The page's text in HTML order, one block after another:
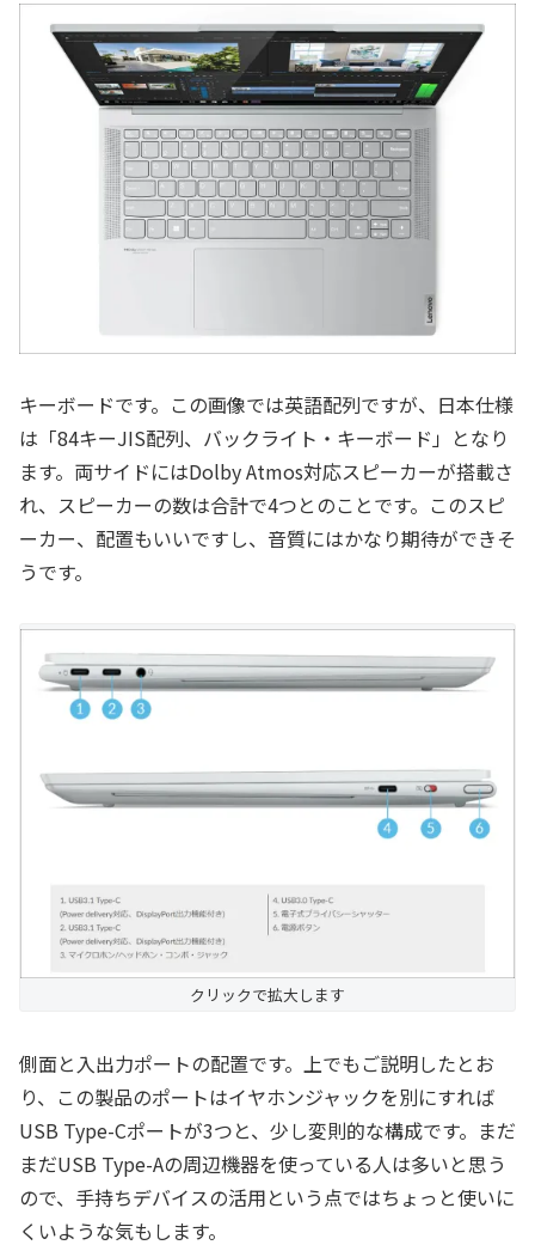
キーボードです。この画像では英語配列ですが、日本仕様
は「84キーJIS配列、バックライト・キーボード」となり
ます。両サイドにはDolby Atmos対応スピーカーが搭載さ
れ、スピーカーの数は合計で4つとのことです。このスピ
ーカー、配置もいいですし、音質にはかなり期待ができそ
うです。
クリックで拡大します
側面と入出力ポートの配置です。上でもご説明したとお
り、この製品のポートはイヤホンジャックを別にすれば
USB Type-Cポートが3つと、少し変則的な構成です。まだ
まだUSB Type-Aの周辺機器を使っている人は多いと思う
ので、手持ちデバイスの活用という点ではちょっと使いに
くいような気もします。